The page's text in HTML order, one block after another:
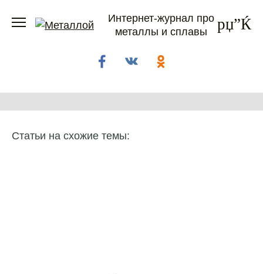
Интернет-журнал про
металлы и сплавы
Статьи на схожие темы: